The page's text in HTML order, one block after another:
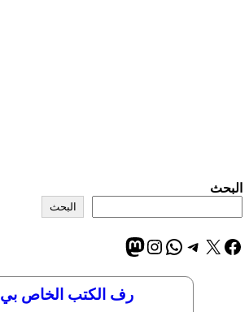
البحث
البحث
فيسبوك
إكستيليجرام
واتساب
إنستجرام
ماستودون
رف الكتب الخاص بي